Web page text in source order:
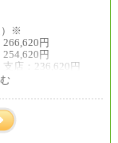
）※
円
円
店：236,620円
当
円＋諸手当